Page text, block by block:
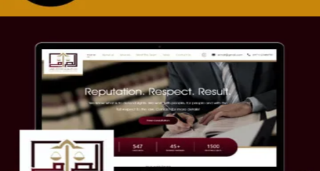
موقع الصرامي للمحاماة
التفاصيل